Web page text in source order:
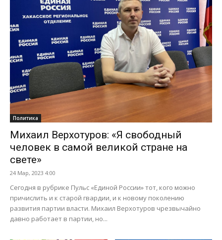
Политика
Михаил Верхотуров: «Я свободный
человек в самой великой стране на
свете»
24 Мар, 2023 4:00
Сегодня в рубрике Пульс «Единой России» тот, кого можно
причислить и к старой гвардии, и к новому поколению
развития партии власти. Михаил Верхотуров чрезвычайно
давно работает в партии, но...